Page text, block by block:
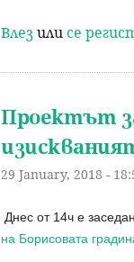
Влезили се
Проектът
29 January, 2018 -
Днес от 14ч е
на Борисовата